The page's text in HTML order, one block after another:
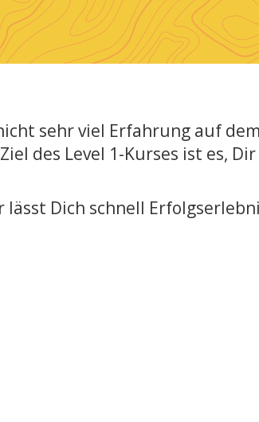
sehr viel Erfahrung auf
des Level 1-Kurses ist es, Dir
Dich schnell